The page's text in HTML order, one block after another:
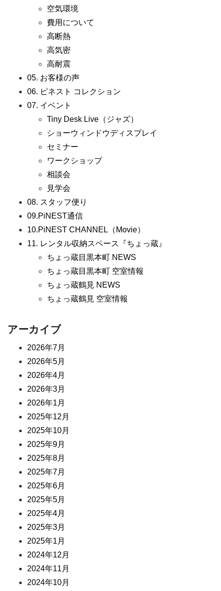
空気環境
費用について
高断熱
高気密
高耐震
05. お客様の声
06. ピネスト コレクション
07. イベント
Tiny Desk Live（ジャズ）
ショーウィンドウディスプレイ
セミナー
ワークショップ
相談会
見学会
08. スタッフ便り
09.PiNEST通信
10.PiNEST CHANNEL（Movie）
11. レンタル収納スペース『ちょっ蔵』
ちょっ蔵目黒本町 NEWS
ちょっ蔵目黒本町 空室情報
ちょっ蔵鶴見 NEWS
ちょっ蔵鶴見 空室情報
アーカイブ
2026年7月
2026年5月
2026年4月
2026年3月
2026年1月
2025年12月
2025年10月
2025年9月
2025年8月
2025年7月
2025年6月
2025年5月
2025年4月
2025年3月
2025年1月
2024年12月
2024年11月
2024年10月